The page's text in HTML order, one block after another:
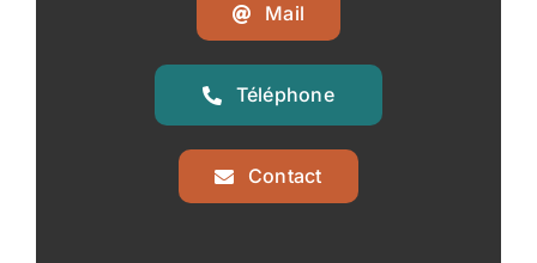
Mail
Téléphone
Contact